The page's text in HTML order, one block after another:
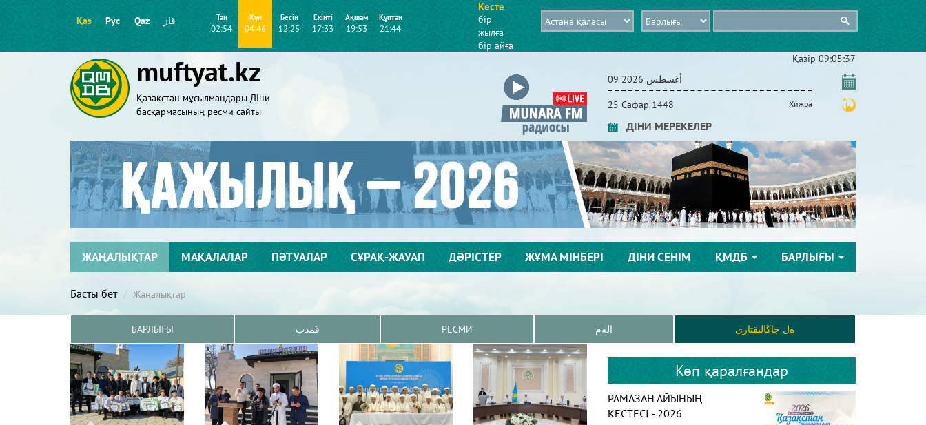
Қаз Рус Qaz قاز Таң
02:54
Күн
04:46
Бесін
12:25
Екінті
17:33
Ақшам
19:53
Құптан
21:44
Кесте
бір
жылға
бір айға
muftyat.kz
Қазақстан мұсылмандары Діни
басқармасының ресми сайты
Қазір 09:05:38
09 أغسطس 2026
25 Сафар 1448 Хижра
ДІНИ МЕРЕКЕЛЕР
ЖАҢАЛЫҚТАР МАҚАЛАЛАР ПӘТУАЛАР СҰРАҚ-ЖАУАП ДӘРІСТЕР ЖҰМА МІНБЕРІ ДІНИ СЕНІМ ҚМДБ БАРЛЫҒЫ
Басты бет Жаңалықтар
БАРЛЫҒЫ قمدب РЕСМИ الەم ەل جاڭالىقتارى
Көп қаралғандар
РАМАЗАН АЙЫНЫҢ
КЕСТЕСІ - 2026